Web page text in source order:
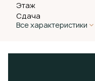
Этаж
Сдача
Все характеристики